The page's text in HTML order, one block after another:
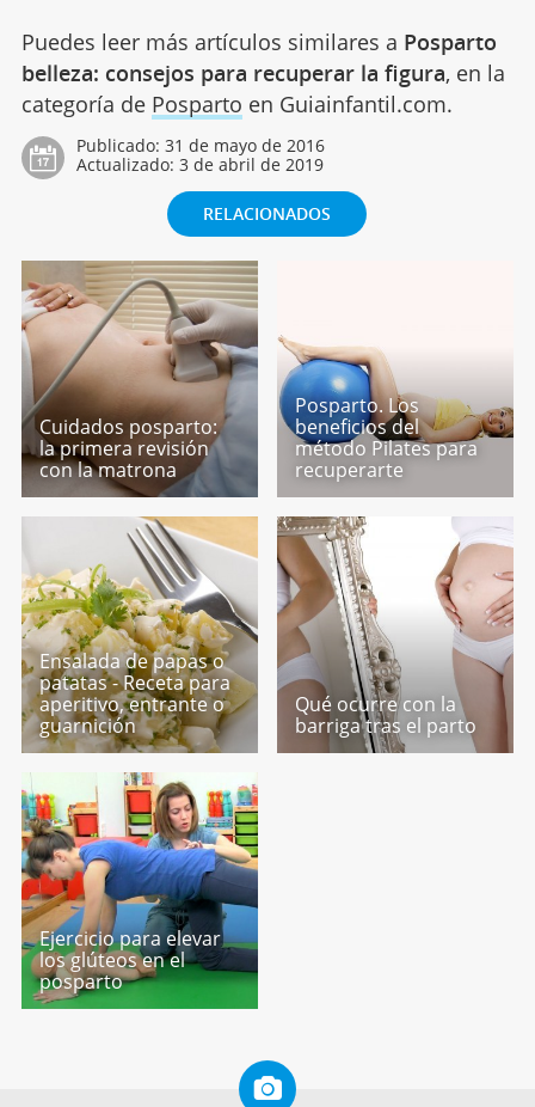
Puedes leer más artículos similares a Posparto
belleza: consejos para recuperar la figura, en la
categoría de Posparto en Guiainfantil.com.
Publicado: 31 de mayo de 2016
Actualizado: 3 de abril de 2019
RELACIONADOS
Cuidados posparto:
la primera revisión
con la matrona
Posparto. Los
beneficios del
método Pilates para
recuperarte
Ensalada de papas o
patatas - Receta para
aperitivo, entrante o
guarnición
Qué ocurre con la
barriga tras el parto
Ejercicio para elevar
los glúteos en el
posparto